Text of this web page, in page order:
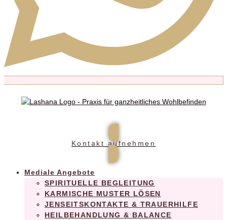
Kontakt aufnehmen
Mediale Angebote
SPIRITUELLE BEGLEITUNG
KARMISCHE MUSTER LÖSEN
JENSEITSKONTAKTE & TRAUERHILFE
HEILBEHANDLUNG & BALANCE